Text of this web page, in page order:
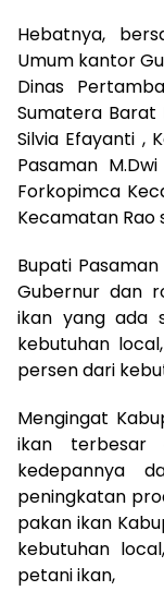
Hebatnya,
Umum kantor
Dinas
Sumatera Barat
Silvia Efayanti ,
Pasaman
Forkopimca
Kecamatan Rao
Bupati
Gubernur dan
ikan yang ada
kebutuhan
persen dari
Mengingat
ikan terbesar
kedepannya
peningkatan
pakan ikan
kebutuhan
petani ikan,